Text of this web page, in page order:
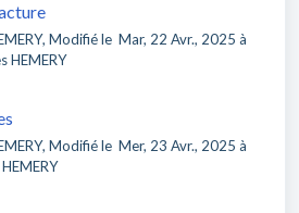
Modifié le Mar, 22 Avr., 2025 à
HEMERY
Modifié le Mer, 23 Avr., 2025 à